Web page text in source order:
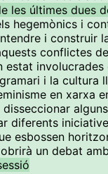
les últimes dues
hegemònics i
i construir
conflictes
estat
i la cultura
en xarxa
diferents
esbossen
un debat